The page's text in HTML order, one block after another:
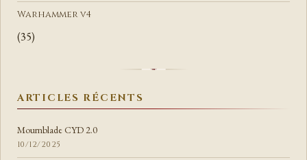
Warhammer v4
(35)
ARTICLES RÉCENTS
Mournblade CYD 2.0
10/12/2025